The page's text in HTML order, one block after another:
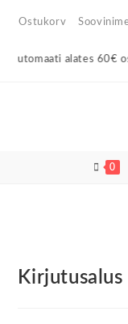
Ostukorv
alates 60€
0